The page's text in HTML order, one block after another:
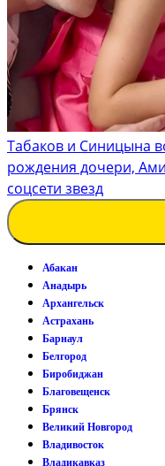
Табаков и Синицына
рождения дочери,
соцсети звезд
Абакан
Анадырь
Архангельск
Астрахань
Барнаул
Белгород
Биробиджан
Благовещенск
Брянск
Великий Новгород
Владивосток
Владикавказ